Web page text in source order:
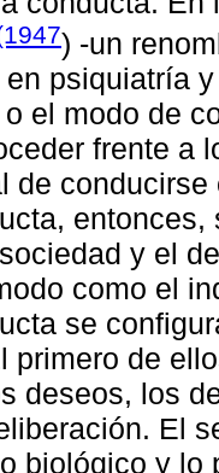
) -un
psiquiatría
o el modo de
frente a
de
y el
como el
se
primero de
deseos, los
El
biológico y lo